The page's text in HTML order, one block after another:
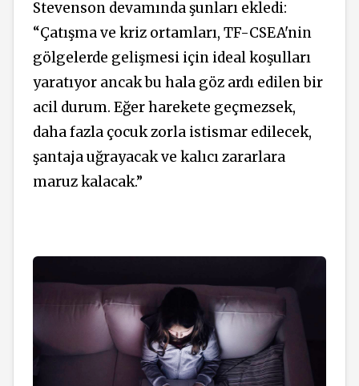
Stevenson devamında şunları ekledi:
“Çatışma ve kriz ortamları, TF-CSEA'nin
gölgelerde gelişmesi için ideal koşulları
yaratıyor ancak bu hala göz ardı edilen bir
acil durum. Eğer harekete geçmezsek,
daha fazla çocuk zorla istismar edilecek,
şantaja uğrayacak ve kalıcı zararlara
maruz kalacak.”